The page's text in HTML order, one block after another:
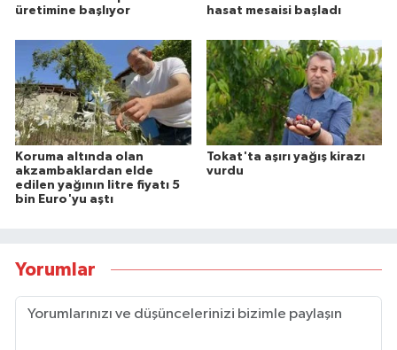
üretimine başlıyor
hasat mesaisi başladı
Koruma altında olan
akzambaklardan elde
edilen yağının litre fiyatı 5
bin Euro'yu aştı
Tokat'ta aşırı yağış kirazı
vurdu
Yorumlar